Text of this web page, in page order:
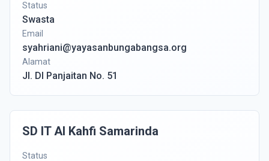
Status
Swasta
Email
syahriani@yayasanbungabangsa.org
Alamat
Jl. DI Panjaitan No. 51
SD IT Al Kahfi Samarinda
Status